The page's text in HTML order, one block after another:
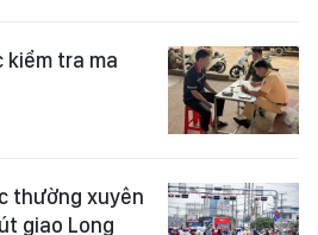
kiểm tra ma
thường xuyên
giao Long